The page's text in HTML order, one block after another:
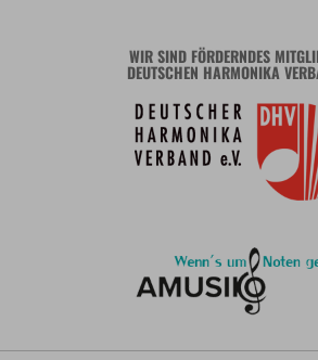
WIR SIND FÖRDERNDES
DEUTSCHEN HARMONIKA